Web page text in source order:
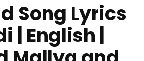
Song Lyrics
| English |